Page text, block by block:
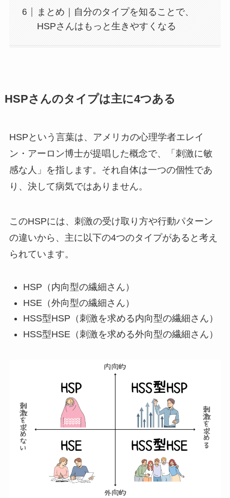
まとめ｜自分のタイプを知ることで、
HSPさんはもっと生きやすくなる
HSPさんのタイプは主に4つある
HSPという言葉は、アメリカの心理学者エレイ
ン・アーロン博士が提唱した概念で、「刺激に敏
感な人」を指します。それ自体は一つの個性であ
り、決して病気ではありません。
このHSPには、刺激の受け取り方や行動パターン
の違いから、主に以下の4つのタイプがあると考え
られています。
HSP（内向型の繊細さん）
HSE（外向型の繊細さん）
HSS型HSP（刺激を求める内向型の繊細さん）
HSS型HSE（刺激を求める外向型の繊細さん）